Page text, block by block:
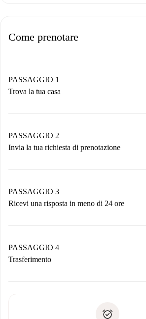
Come prenotare
PASSAGGIO 1
Trova la tua casa
Hai tutte le informazioni necessarie in
PASSAGGIO 2
Invia la tua richiesta di prenotazione
non accetta.
PASSAGGIO 3
Ricevi una risposta in meno di 24 ore
contatto con il proprietario.
Se rifiutata: non ti addebiteremo nulla
PASSAGGIO 4
Trasferimento
solo se non segnali problemi.